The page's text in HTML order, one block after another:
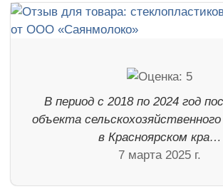
В период с 2018 по 2024 год
объекта сельскохозяйственного
в Красноярском кра…
7 марта 2025 г.